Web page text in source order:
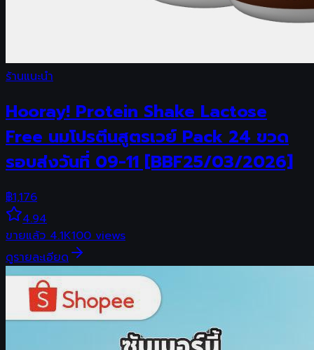
ร้านแนะนำ
Hooray! Protein Shake Lactose
Free นมโปรตีนสูตรเวย์ Pack 24 ขวด
รอบส่งวันที่ 09-11 [BBF25/03/2026]
฿1,176
4.94
ขายแล้ว4.1K100views
ดูรายละเอียด